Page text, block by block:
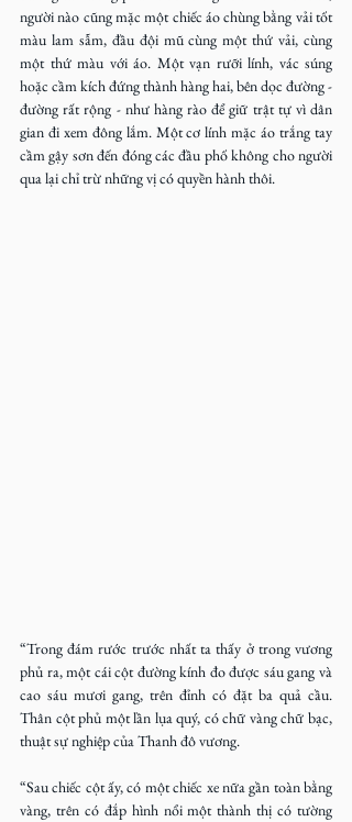
người nào cũng mặc một chiếc áo chùng bằng vải tốt
màu lam sẫm, đầu đội mũ cùng một thứ vải, cùng
một thứ màu với áo. Một vạn rưỡi lính, vác súng
hoặc cầm kích đứng thành hàng hai, bên dọc đường -
đường rất rộng - như hàng rào để giữ trật tự vì dân
gian đi xem đông lắm. Một cơ lính mặc áo trắng tay
cầm gậy sơn đến đóng các đầu phố không cho người
qua lại chỉ trừ những vị có quyền hành thôi.
“Trong đám rước trước nhất ta thấy ở trong vương
phủ ra, một cái cột đường kính đo được sáu gang và
cao sáu mươi gang, trên đỉnh có đặt ba quả cầu.
Thân cột phủ một lần lụa quý, có chữ vàng chữ bạc,
thuật sự nghiệp của Thanh đô vương.
“Sau chiếc cột ấy, có một chiếc xe nữa gần toàn bằng
vàng, trên có đắp hình nổi một thành thị có tường